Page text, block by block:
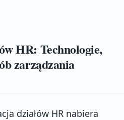
HR: Technologie,
zarządzania
działów HR nabiera